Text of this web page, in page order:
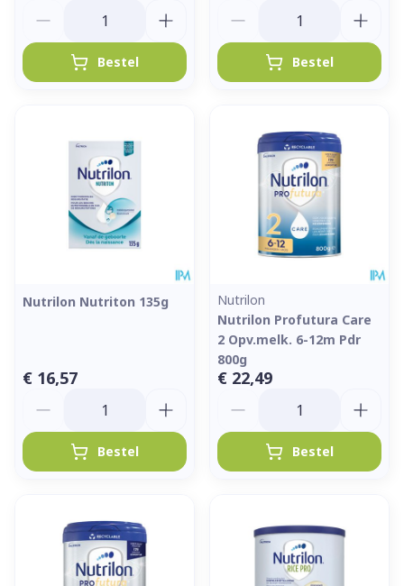
Bestel Bestel
Nutrilon Nutriton 135g
€ 16,57
Bestel
Nutrilon
Nutrilon Profutura Care
2 Opv.melk. 6-12m Pdr
800g
€ 22,49
Bestel